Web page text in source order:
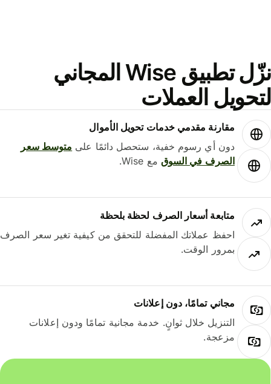
نزّل تطبيق Wise المجاني
العملات
مقارنة مقدمي خدمات تحويل الأموال
دون أي رسوم خفية، ستحصل دائمًا علىمتوسط ​​سعر
الصرف في السوقمع Wise.
متابعة أسعار الصرف لحظة بلحظة
احفظ عملاتك المفضلة للتحقق من كيفية تغير سعر الصرف
بمرور الوقت.
مجاني تمامًا، دون إعلانات
التنزيل خلال ثوانٍ. خدمة مجانية تمامًا ودون إعلانات
مزعجة.